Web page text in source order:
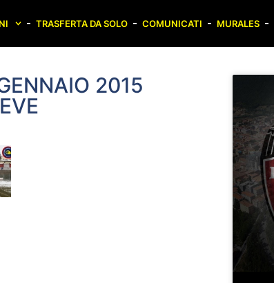
TRASFERTA DA SOLO COMUNICATI MURALES
2015